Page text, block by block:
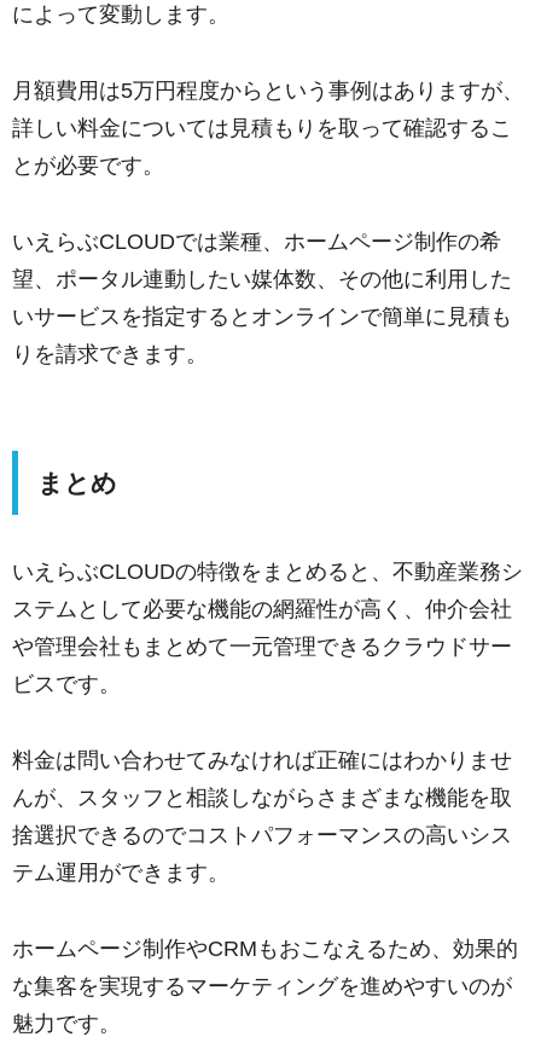
によって変動します。
月額費用は5万円程度からという事例はありますが、
詳しい料金については見積もりを取って確認するこ
とが必要です。
いえらぶCLOUDでは業種、ホームページ制作の希
望、ポータル連動したい媒体数、その他に利用した
いサービスを指定するとオンラインで簡単に見積も
りを請求できます。
まとめ
いえらぶCLOUDの特徴をまとめると、不動産業務シ
ステムとして必要な機能の網羅性が高く、仲介会社
や管理会社もまとめて一元管理できるクラウドサー
ビスです。
料金は問い合わせてみなければ正確にはわかりませ
んが、スタッフと相談しながらさまざまな機能を取
捨選択できるのでコストパフォーマンスの高いシス
テム運用ができます。
ホームページ制作やCRMもおこなえるため、効果的
な集客を実現するマーケティングを進めやすいのが
魅力です。